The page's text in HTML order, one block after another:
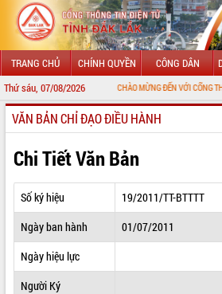
TRANG CHỦ CHÍNH QUYỀN CÔNG DÂN
Thứ sáu, 07/08/2026CHÀO MỪNG ĐẾN VỚI CỔNG THÔNG TIN
GIỚI THIỆU
LÃNH ĐẠO UBND TỈNH
TIN TỨC SỰ KIỆN
SỞ, BAN, NGÀNH
THÔNG TIN CHỈ ĐẠO ĐIỀU HÀNH
VĂN BẢN CHỈ ĐẠO ĐIỀU HÀNH
Chi Tiết Văn Bản
Số ký hiệu
19/2011/TT-BTTTT
Ngày ban hành
01/07/2011
Ngày hiệu lực
Người Ký